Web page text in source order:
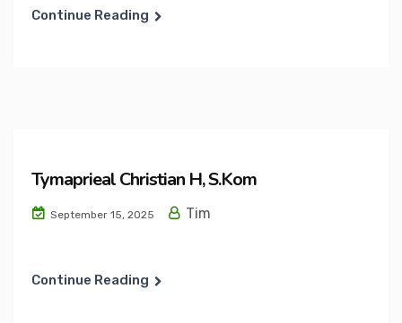
Continue Reading
Tymaprieal Christian H, S.Kom
September 15, 2025 Tim
Continue Reading